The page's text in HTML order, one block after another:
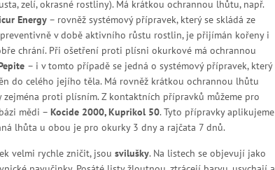
zelí, okrasné rostliny). Má krátkou ochrannou lhůtu, např.
Energy– rovněž systémový přípravek, který se skládá ze
v době aktivního růstu rostlin, je přijímán kořeny i
chrání. Při ošetření proti plísni okurkové má ochrannou
– i v tomto případě se jedná o systémový přípravek, který
do celého jejího těla. Má rovněž krátkou ochrannou lhůtu
proti plísním. Z kontaktních přípravků můžeme pro
mědi – Kocide 2000, Kuprikol 50. Tyto přípravky aplikujeme
lhůta u obou je pro okurky 3 dny a rajčata 7 dnů.
velmi rychle zničit, jsou svilušky. Na listech se objevují jako